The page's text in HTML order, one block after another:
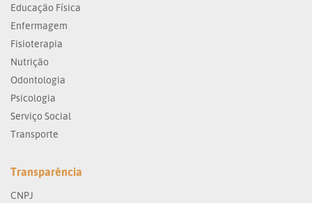
Educação Física
Enfermagem
Fisioterapia
Nutrição
Odontologia
Psicologia
Serviço Social
Transporte
Transparência
CNPJ